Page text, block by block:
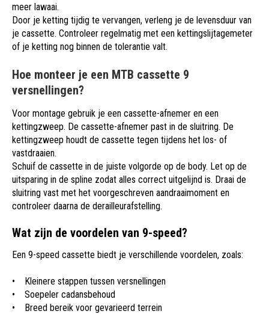
meer lawaai.
Door je ketting tijdig te vervangen, verleng je de levensduur van
je cassette. Controleer regelmatig met een kettingslijtagemeter
of je ketting nog binnen de tolerantie valt.
Hoe monteer je een MTB cassette 9
versnellingen?
Voor montage gebruik je een cassette-afnemer en een
kettingzweep. De cassette-afnemer past in de sluitring. De
kettingzweep houdt de cassette tegen tijdens het los- of
vastdraaien.
Schuif de cassette in de juiste volgorde op de body. Let op de
uitsparing in de spline zodat alles correct uitgelijnd is. Draai de
sluitring vast met het voorgeschreven aandraaimoment en
controleer daarna de derailleurafstelling.
Wat zijn de voordelen van 9-speed?
Een 9-speed cassette biedt je verschillende voordelen, zoals:
• Kleinere stappen tussen versnellingen
• Soepeler cadansbehoud
• Breed bereik voor gevarieerd terrein